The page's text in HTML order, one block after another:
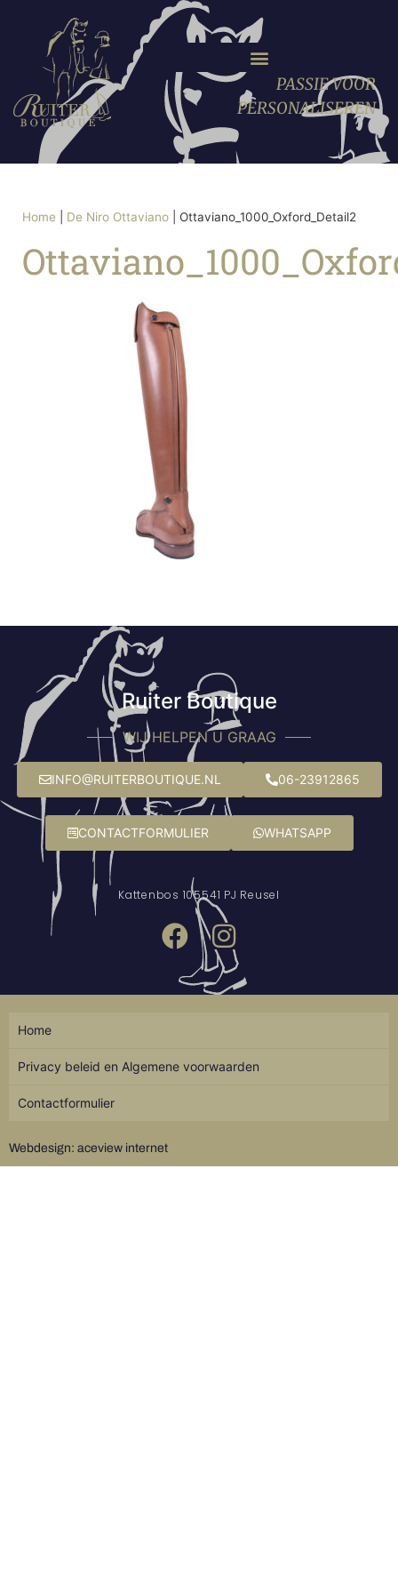
PASSIE VOOR
PERSONALISEREN
Home De Niro Ottaviano Ottaviano_1000_Oxford_Detail2
Ruiter Boutique
WIJ HELPEN U GRAAG
INFO@RUITERBOUTIQUE.NL 06-23912865
CONTACTFORMULIER WHATSAPP
Kattenbos 105541 PJ Reusel
Webdesign: aceview internet
Home
Privacy beleid en Algemene voorwaarden
Contactformulier